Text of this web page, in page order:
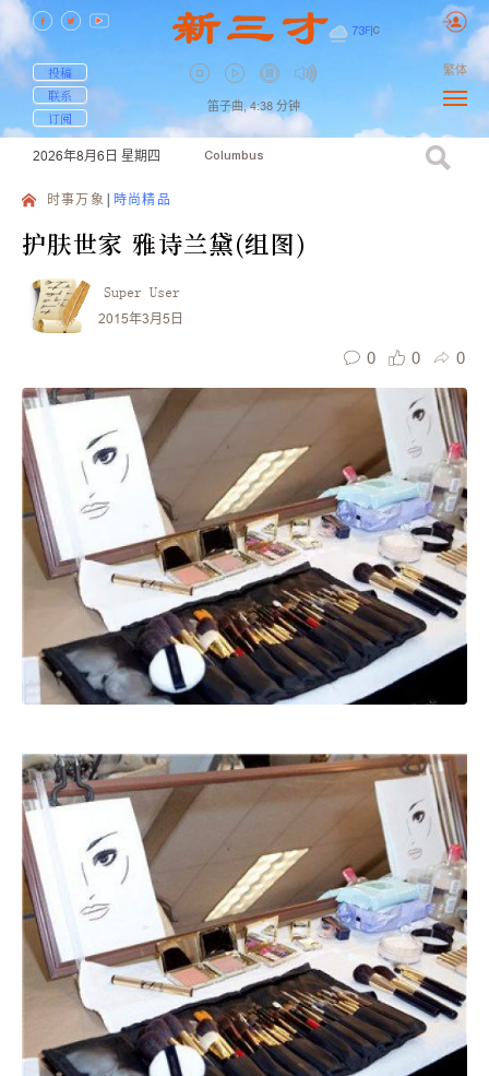
73F| C
投稿
联系
订阅
笛子曲, 4:38 分钟
繁体
2026年8月6日 星期四 Columbus
时事万象 時尚精品
护肤世家 雅诗兰黛(组图)
Super User
2015年3月5日
0 0 0